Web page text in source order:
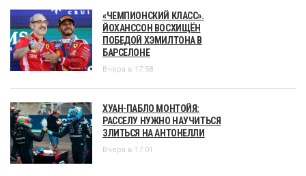
«ЧЕМПИОНСКИЙ КЛАСС».
ЙОХАНССОН ВОСХИЩЁН
ПОБЕДОЙ ХЭМИЛТОНА В
БАРСЕЛОНЕ
Вчера в 17:58
ХУАН-ПАБЛО МОНТОЙЯ:
РАССЕЛУ НУЖНО НАУЧИТЬСЯ
ЗЛИТЬСЯ НА АНТОНЕЛЛИ
Вчера в 17:01